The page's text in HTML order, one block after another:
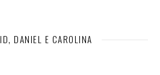
DANIEL E CAROLINA